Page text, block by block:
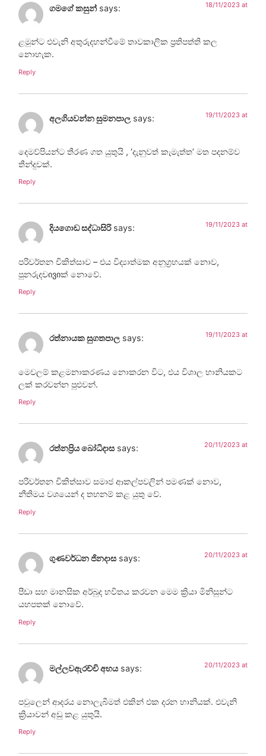
ගමගේ කසුන් says: 18/11/2023 at
ළමුන්ට එවැනි අතුරුදහන්වීමේ තාවකාලික ප්‍රතිපත්ති කල
නොහැක.
Reply
අලගියවන්න සුමනපාල says: 19/11/2023 at
දෙමව්පියන්ට තීරණ ගත යුතුයි , ‘දැනුවත් කැමැත්ත’ මත පදනම්ව
තීන්දුවක්.
Reply
දියගොඩ සද්ධාසිරි says: 19/11/2023 at
පරිවර්තන චිකිත්සාව – එය විද්‍යාත්මක අනුග්‍රහයක් නොව,
පුනරුදචივიක් නොවේ.
Reply
රත්නායක සුගතපාල says: 19/11/2023 at
මෙවලම් කළමනාකරණය නොකරන විට, එය විශාල හානියකට
ලක් කරවන්න පුළුවන්.
Reply
රත්නප්‍රිය බෝධිදාස says: 20/11/2023 at
පරිවර්තන චිකිත්සාව සමාජ ආකල්පවලින් පමණක් නොව,
නීතිමය වශයෙන් ද තහනම් කළ යුතු වේ.
Reply
ගුණවර්ධන ජිනදාස says: 20/11/2023 at
පීඩා සහ මානසික අර්බුද භවිතය කරවන මෙම ක්‍රියා මිනිසුන්ට
යහපතක් නොවේ.
Reply
මල්ලවඇරච්චි අභය says: 20/11/2023 at
පවුලෙන් ආදරය නොලැබීමත් එකින් එක දරන හානියක්. එවැනි
ක්‍රියාවන් අඩු කළ යුතුයි.
Reply